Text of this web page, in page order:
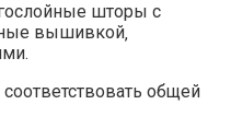
шторы с
вышивкой‚
общей